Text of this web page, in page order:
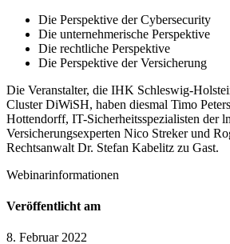
Die Perspektive der Cybersecurity
Die unternehmerische Perspektive
Die rechtliche Perspektive
Die Perspektive der Versicherung
Die Veranstalter, die IHK Schleswig-
Cluster DiWiSH, haben diesmal Timo
Hottendorff, IT-Sicherheitsspezialisten der
Versicherungsexperten Nico Streker und
Rechtsanwalt Dr. Stefan Kabelitz zu Gast.
Webinarinformationen
Veröffentlicht am
8. Februar 2022